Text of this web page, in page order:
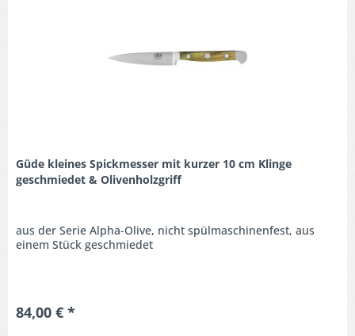
Güde kleines Spickmesser mit kurzer 10 cm Klinge
geschmiedet & Olivenholzgriff
aus der Serie Alpha-Olive, nicht spülmaschinenfest, aus
einem Stück geschmiedet
84,00 € *